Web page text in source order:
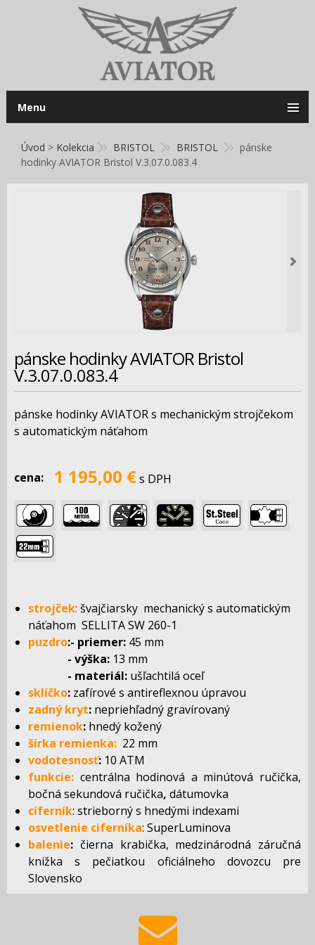
Úvod > Kolekcia BRISTOL BRISTOL
pánske
hodinky AVIATOR Bristol V.3.07.0.083.4
pánske hodinky AVIATOR Bristol
V.3.07.0.083.4
pánske hodinky AVIATOR s mechanickým strojčekom
s automatickým náťahom
cena: 1 195,00 €s DPH
strojček: švajčiarsky mechanický s automatickým
náťahom SELLITA SW 260-1
puzdro:- priemer: 45 mm
- výška: 13 mm
- materiál: ušľachtilá oceľ
sklíčko: zafírové s antireflexnou úpravou
zadný kryt: nepriehľadný gravírovaný
remienok: hnedý kožený
šírka remienka: 22 mm
vodotesnosť: 10 ATM
funkcie: centrálna hodinová a minútová ručička,
bočná sekundová ručička, dátumovka
ciferník: strieborný s hnedými indexami
osvetlenie ciferníka: SuperLuminova
balenie: čierna krabička, medzinárodná záručná
knižka s pečiatkou oficiálneho dovozcu pre
Slovensko
Menu